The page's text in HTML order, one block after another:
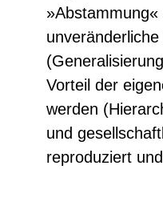
Vorteil der
werden
und
reproduziert